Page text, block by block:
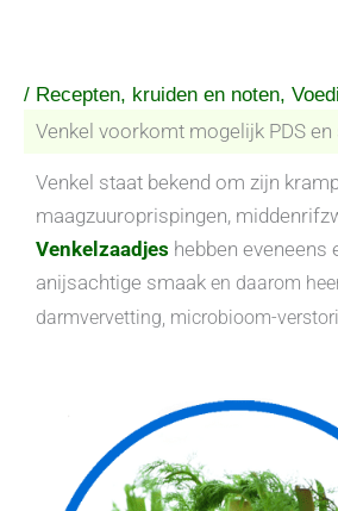
/ Recepten, kruiden en noten,
Venkel voorkomt mogelijk PDS
Venkel staat bekend om zijn
maagzuuroprispingen,
Venkelzaadjes hebben eveneens
anijsachtige smaak en daarom
darmvervetting, microbioom-